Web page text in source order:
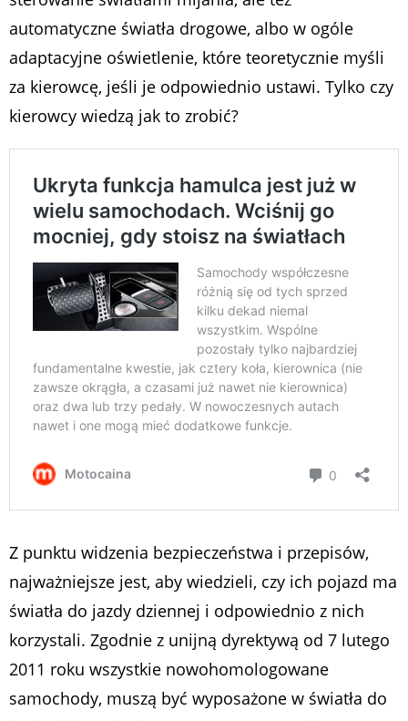
automatyczne światła drogowe, albo w ogóle
adaptacyjne oświetlenie, które teoretycznie myśli
za kierowcę, jeśli je odpowiednio ustawi. Tylko czy
kierowcy wiedzą jak to zrobić?
Z punktu widzenia bezpieczeństwa i przepisów,
najważniejsze jest, aby wiedzieli, czy ich pojazd ma
światła do jazdy dziennej i odpowiednio z nich
korzystali. Zgodnie z unijną dyrektywą od 7 lutego
2011 roku wszystkie nowohomologowane
samochody, muszą być wyposażone w światła do